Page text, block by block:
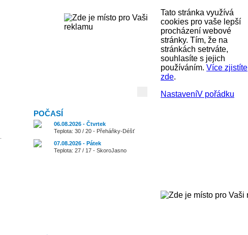
POČASÍ
06.08.2026 - Čtvrtek
Teplota: 30 / 20 - Přeháňky-Déšť
07.08.2026 - Pátek
Teplota: 27 / 17 - SkoroJasno
Tato stránka využívá
cookies pro vaše lepší
procházení webové
stránky. Tím, že na
stránkách setrváte,
souhlasíte s jejich
používáním. Více zjistíte
zde.
NastaveníV pořádku